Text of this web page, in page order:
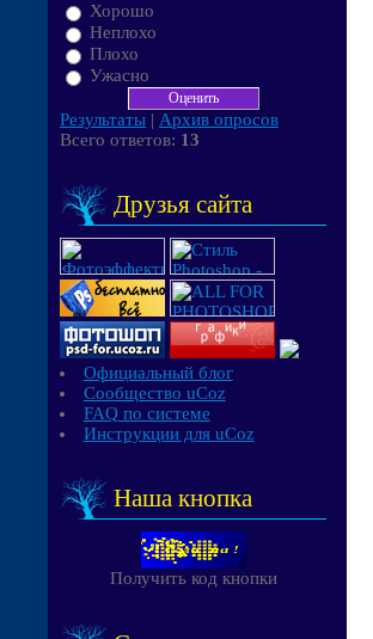
Хорошо
Неплохо
Плохо
Ужасно
Результаты | Архив опросов
Всего ответов: 13
Друзья сайта
Официальный блог
Сообщество uCoz
FAQ по системе
Инструкции для uCoz
Наша кнопка
Получить код кнопки